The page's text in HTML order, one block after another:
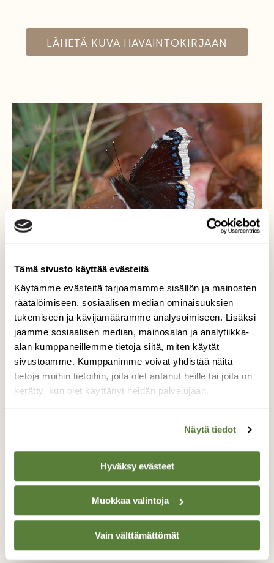
Tämä sivusto käyttää evästeitä
Käytämme evästeitä tarjoamamme sisällön ja mainosten
räätälöimiseen, sosiaalisen median ominaisuuksien
tukemiseen ja kävijämäärämme analysoimiseen. Lisäksi
jaamme sosiaalisen median, mainosalan ja analytiikka-
alan kumppaneillemme tietoja siitä, miten käytät
sivustoamme. Kumppanimme voivat yhdistää näitä
tietoja muihin tietoihin, joita olet antanut heille tai joita on
kerätty, kun olet käyttänyt heidän palvelujaan.
Näytä tiedot
Hyväksy evästeet
Muokkaa valintoja
Vain välttämättömät
LÄHETÄ KUVA HAVAINTOKIRJAAN
maaatunut ruokapöytä
Ollaan viety omenia lähinnä
TAKAISIN LISTAAN